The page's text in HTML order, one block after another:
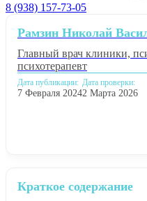
8 (938) 157-73-05
Краткое содержание
Рамзин Николай
Главный врач клиники,
психотерапевт
Дата публикации:
7 Февраля 2024
Дата проверки:
2 Марта 2026